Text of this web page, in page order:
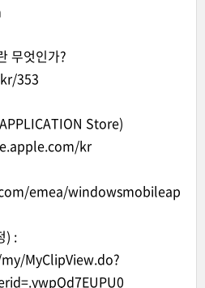
무엇인가?
353
Store)
kr
emea/windowsmobileap
) :
MyClipView.do?